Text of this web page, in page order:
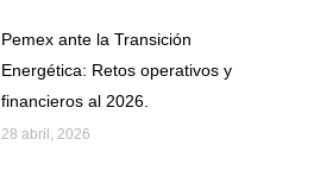
Pemex ante la Transición
Energética: Retos operativos y
financieros al 2026.
28 abril, 2026